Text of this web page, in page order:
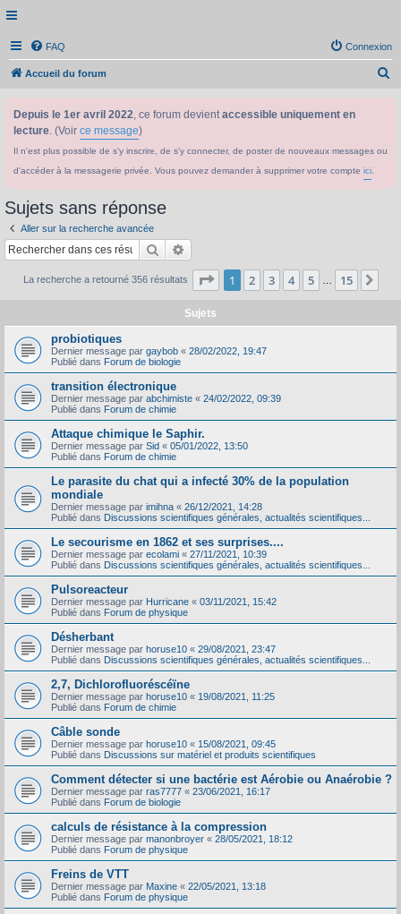
FAQ Connexion
Accueil du forum
Depuis le 1er avril 2022, ce forum devientaccessible uniquement en
lecture. (Voir ce message)
Il n'est plus possible de s'y inscrire, de s'y connecter, de poster de nouveaux messages ou
d'accéder à la messagerie privée. Vous pouvez demander à supprimer votre compte ici
Sujets sans réponse
Aller sur la recherche avancée
Rechercher
La recherche a retourné 356 résultats Page 1sur15
1 2 3 4 5 15
Sujets
probiotiques
Dernier message par gaybob « 28/02/2022, 19:47
Publié dans Forum de biologie
transition électronique
Dernier message par abchimiste « 24/02/2022, 09:39
Publié dans Forum de chimie
Attaque chimique le Saphir.
Dernier message par Sid « 05/01/2022, 13:50
Publié dans Forum de chimie
Le parasite du chat qui a infecté 30% de la population
mondiale
Dernier message par imihna « 26/12/2021, 14:28
Publié dans Discussions scientifiques générales, actualités scientifiques...
Le secourisme en 1862 et ses surprises....
Dernier message par ecolami « 27/11/2021, 10:39
Publié dans Discussions scientifiques générales, actualités scientifiques...
Pulsoreacteur
Dernier message par Hurricane « 03/11/2021, 15:42
Publié dans Forum de physique
Désherbant
Dernier message par horuse10 « 29/08/2021, 23:47
Publié dans Discussions scientifiques générales, actualités scientifiques...
2,7, Dichlorofluoréscéïne
Dernier message par horuse10 « 19/08/2021, 11:25
Publié dans Forum de chimie
Câble sonde
Dernier message par horuse10 « 15/08/2021, 09:45
Publié dans Discussions sur matériel et produits scientifiques
Comment détecter si une bactérie est Aérobie ou Anaérobie ?
Dernier message par ras7777 « 23/06/2021, 16:17
Publié dans Forum de biologie
calculs de résistance à la compression
Dernier message par manonbroyer « 28/05/2021, 18:12
Publié dans Forum de physique
Freins de VTT
Dernier message par Maxine « 22/05/2021, 13:18
Publié dans Forum de physique